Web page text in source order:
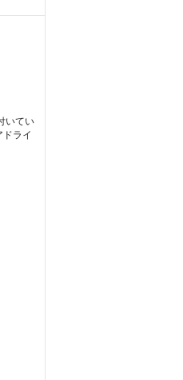
いてい
ライ